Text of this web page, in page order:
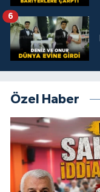
6
Özel Haber